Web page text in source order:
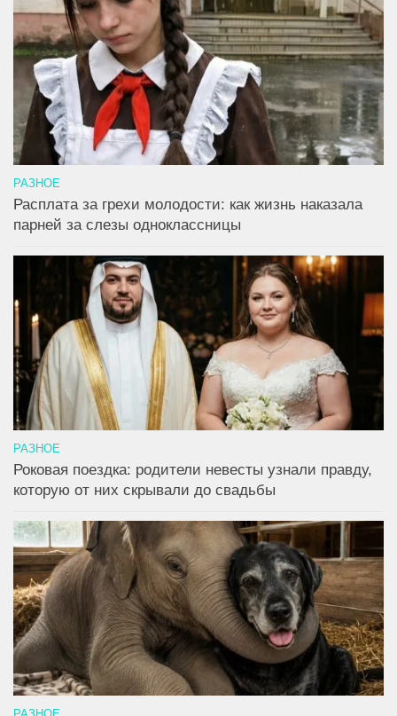
РАЗНОЕ
Расплата за грехи молодости: как жизнь наказала
парней за слезы одноклассницы
РАЗНОЕ
Роковая поездка: родители невесты узнали правду,
которую от них скрывали до свадьбы